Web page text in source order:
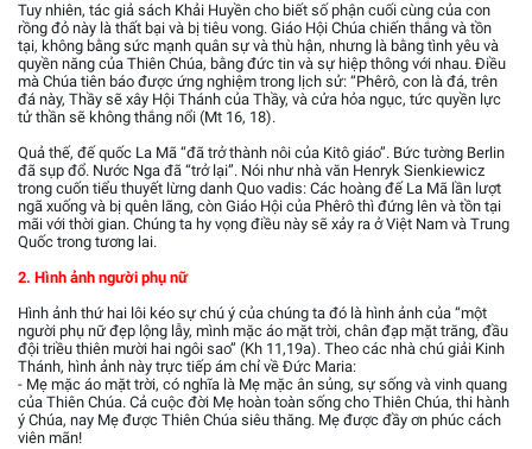
Tuy nhiên, tác giả sách Khải Huyền cho biết số phận cuối cùng của con
rồng đỏ này là thất bại và bị tiêu vong. Giáo Hội Chúa chiến thắng và tồn
tại, không bằng sức mạnh quân sự và thù hận, nhưng là bằng tình yêu và
quyền năng của Thiên Chúa, bằng đức tin và sự hiệp thông với nhau. Điều
mà Chúa tiên báo được ứng nghiệm trong lịch sử: “Phêrô, con là đá, trên
đá này, Thầy sẽ xây Hội Thánh của Thầy, và cửa hỏa ngục, tức quyền lực
tử thần sẽ không thắng nổi (Mt 16, 18).
Quả thế, đế quốc La Mã “đã trở thành nôi của Kitô giáo”. Bức tường Berlin
đã sụp đổ. Nước Nga đã “trở lại”. Nói như nhà văn Henryk Sienkiewicz
trong cuốn tiểu thuyết lừng danh Quo vadis: Các hoàng đế La Mã lần lượt
ngã xuống và bị quên lãng, còn Giáo Hội của Phêrô thì đứng lên và tồn tại
mãi với thời gian. Chúng ta hy vọng điều này sẽ xảy ra ở Việt Nam và Trung
Quốc trong tương lai.
2. Hình ảnh người phụ nữ
Hình ảnh thứ hai lôi kéo sự chú ý của chúng ta đó là hình ảnh của “một
người phụ nữ đẹp lộng lẫy, mình mặc áo mặt trời, chân đạp mặt trăng, đầu
đội triều thiên mười hai ngôi sao” (Kh 11,19a). Theo các nhà chú giải Kinh
Thánh, hình ảnh này trực tiếp ám chỉ về Đức Maria:
- Mẹ mặc áo mặt trời, có nghĩa là Mẹ mặc ân sủng, sự sống và vinh quang
của Thiên Chúa. Cả cuộc đời Mẹ hoàn toàn sống cho Thiên Chúa, thi hành
ý Chúa, nay Mẹ được Thiên Chúa siêu thăng. Mẹ được đầy ơn phúc cách
viên mãn!